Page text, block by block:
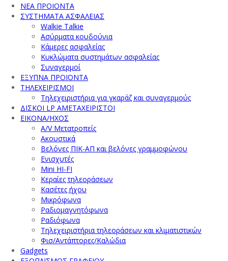
ΝΕΑ ΠΡΟΙΟΝΤΑ
ΣΥΣΤΗΜΑΤΑ ΑΣΦΑΛΕΙΑΣ
Walkie Talkie
Ασύρματα κουδούνια
Κάμερες ασφαλείας
Κυκλώματα συστημάτων ασφαλείας
Συναγερμοί
ΕΞΥΠΝΑ ΠΡΟΪΟΝΤΑ
ΤΗΛΕΧΕΙΡΙΣΜΟΙ
Τηλεχειριστήρια για γκαράζ και συναγερμούς
ΔΙΣΚΟΙ LP ΑΜΕΤΑΧΕΙΡΙΣΤΟΙ
ΕΙΚΟΝΑ/ΗΧΟΣ
A/V Μετατροπείς
Ακουστικά
Βελόνες ΠΙΚ-ΑΠ και βελόνες γραμμοφώνου
Ενισχυτές
Mini HI-FI
Κεραίες τηλεοράσεων
Κασέτες ήχου
Μικρόφωνα
Ραδιομαγνητόφωνα
Ραδιόφωνα
Τηλεχειριστήρια τηλεοράσεων και κλιματιστικών
Φισ/Αντάπτορες/Καλώδια
Gadgets